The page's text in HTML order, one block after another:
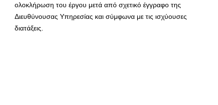
ολοκλήρωση του έργου μετά από σχετικό έγγραφο της
Διευθύνουσας Υπηρεσίας και σύμφωνα με τις ισχύουσες
διατάξεις.